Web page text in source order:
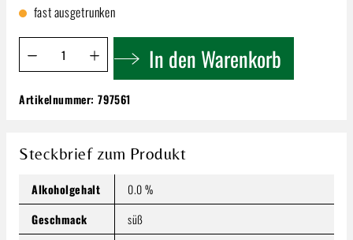
fast ausgetrunken
Produkt Anzahl: Gib den gewünschten Wert ein oder
In den Warenkorb
Riemerschmid Barsirup Mandel | 0,7l
Inhalt:0.7 Liter (8,56 € / 1 Liter)
Produkt Anzahl: Gib den gewünschten Wert ein oder
In den Warenkorb
Artikelnummer:797561
Steckbrief zum Produkt
Alkoholgehalt
0.0 %
Geschmack
süß